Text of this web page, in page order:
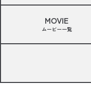
MOVIE
ムービー一覧